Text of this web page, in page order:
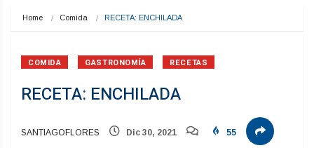
Home Comida RECETA: ENCHILADA
COMIDA GASTRONOMÍA RECETAS
RECETA: ENCHILADA
SANTIAGOFLORES Dic 30, 2021 55